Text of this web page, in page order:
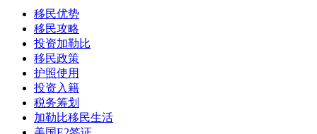
移民优势
移民攻略
投资加勒比
移民政策
护照使用
投资入籍
税务筹划
加勒比移民生活